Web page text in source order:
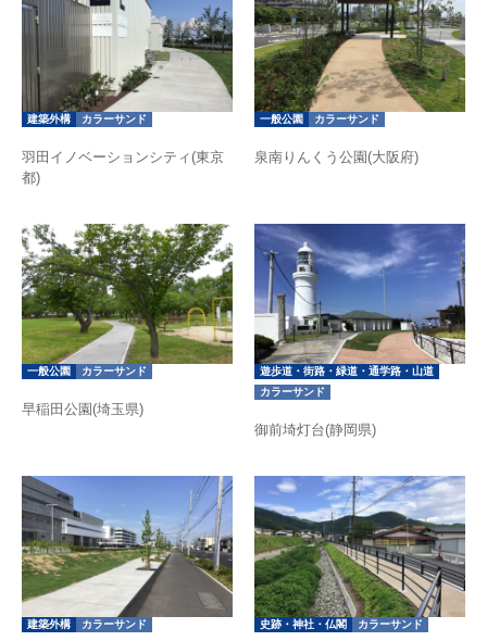
建築外構 カラーサンド
羽田イノベーションシティ(東京
都)
一般公園 カラーサンド
泉南りんくう公園(大阪府)
一般公園 カラーサンド
早稲田公園(埼玉県)
遊歩道・街路・緑道・通学路・山道
カラーサンド
御前埼灯台(静岡県)
建築外構 カラーサンド 史跡・神社・仏閣 カラーサンド